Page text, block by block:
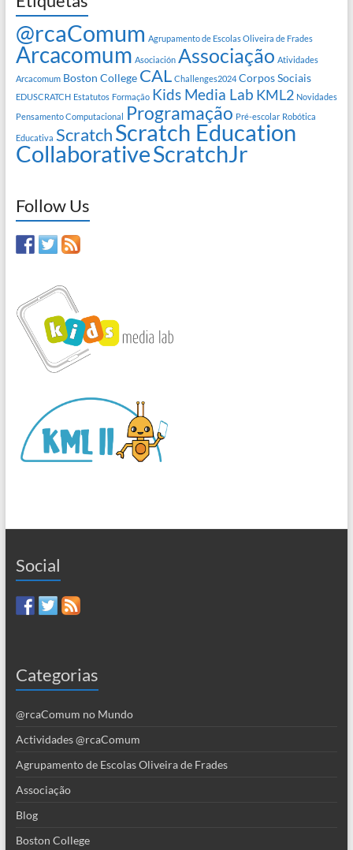
@rcaComum Agrupamento de Escolas Oliveira de Frades
Arcacomum Asociación Associação Atividades
Arcacomum Boston College CAL Challenges2024 Corpos Sociais
EDUSCRATCH Estatutos Formação Kids Media Lab KML2 Novidades
Pensamento Computacional
Programação Pré-escolar Robótica
Educativa ScratchScratch Education
CollaborativeScratchJr
Follow Us
Social
Categorias
@rcaComum no Mundo
Actividades @rcaComum
Agrupamento de Escolas Oliveira de Frades
Associação
Blog
Boston College